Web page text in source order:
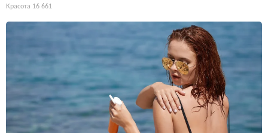
Красота 16 661